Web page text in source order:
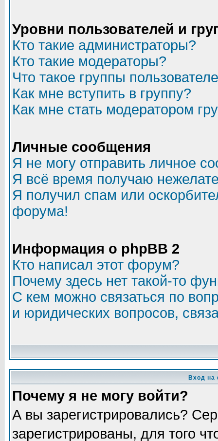
Уровни пользователей и
Кто такие администраторы?
Кто такие модераторы?
Что такое группы
Как мне вступить в группу?
Как мне стать модератором
Личные сообщения
Я не могу отправить личное
Я всё время получаю
Я получил спам или
форума!
Информация о phpBB 2
Кто написал этот форум?
Почему здесь нет такой-то
С кем можно связаться по
и юридических вопросов,
Вход на
Почему я не могу войти?
А вы зарегистрировались?
зарегистрированы, для того